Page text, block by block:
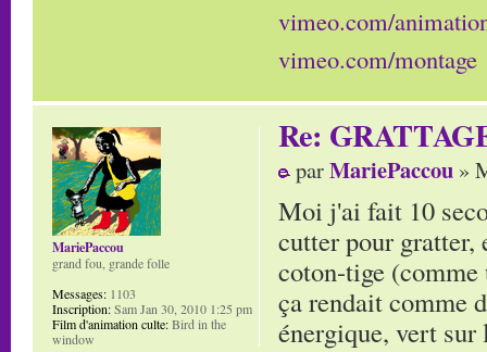
vimeo.com/
vimeo.com/montage
Re:
parMariePaccou »
Moi j'ai fait 10
cutter pour gratter,
coton-tige
ça rendait comme
énergique, vert sur
MariePaccou
grand fou, grande folle
Messages: 1103
Inscription:Sam Jan 30, 2010 1:25 pm
Film d'animation culte:Bird in the
window